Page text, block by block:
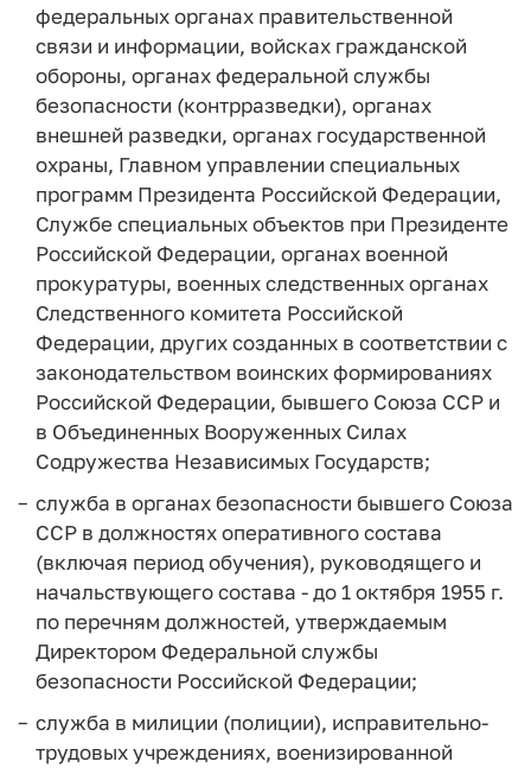
федеральных органах правительственной
связи и информации, войсках гражданской
обороны, органах федеральной службы
безопасности (контрразведки), органах
внешней разведки, органах государственной
охраны, Главном управлении специальных
программ Президента Российской Федерации,
Службе специальных объектов при Президенте
Российской Федерации, органах военной
прокуратуры, военных следственных органах
Следственного комитета Российской
Федерации, других созданных в соответствии с
законодательством воинских формированиях
Российской Федерации, бывшего Союза ССР и
в Объединенных Вооруженных Силах
Содружества Независимых Государств;
служба в органах безопасности бывшего Союза
ССР в должностях оперативного состава
(включая период обучения), руководящего и
начальствующего состава - до 1 октября 1955 г.
по перечням должностей, утверждаемым
Директором Федеральной службы
безопасности Российской Федерации;
служба в милиции (полиции), исправительно-
трудовых учреждениях, военизированной